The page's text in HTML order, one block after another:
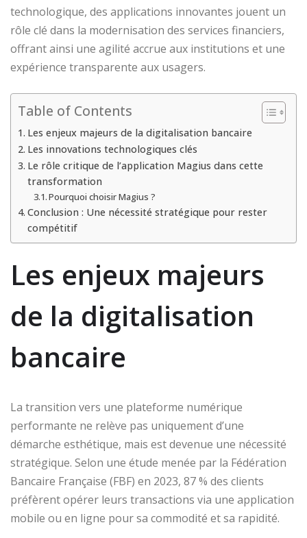
technologique, des applications innovantes jouent un
rôle clé dans la modernisation des services financiers,
offrant ainsi une agilité accrue aux institutions et une
expérience transparente aux usagers.
Table of Contents
Les enjeux majeurs de la digitalisation bancaire
Les innovations technologiques clés
Le rôle critique de l’application Magius dans cette
transformation
Pourquoi choisir Magius ?
Conclusion : Une nécessité stratégique pour rester
compétitif
Les enjeux majeurs
de la digitalisation
bancaire
La transition vers une plateforme numérique
performante ne relève pas uniquement d’une
démarche esthétique, mais est devenue une nécessité
stratégique. Selon une étude menée par la Fédération
Bancaire Française (FBF) en 2023, 87 % des clients
préfèrent opérer leurs transactions via une application
mobile ou en ligne pour sa commodité et sa rapidité.